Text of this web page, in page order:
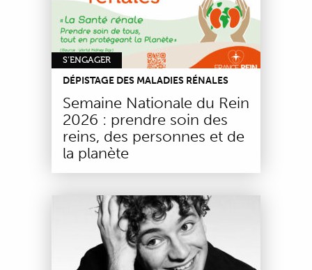
S'ENGAGER
DÉPISTAGE DES MALADIES RÉNALES
Semaine Nationale du Rein
2026 : prendre soin des
reins, des personnes et de
la planète